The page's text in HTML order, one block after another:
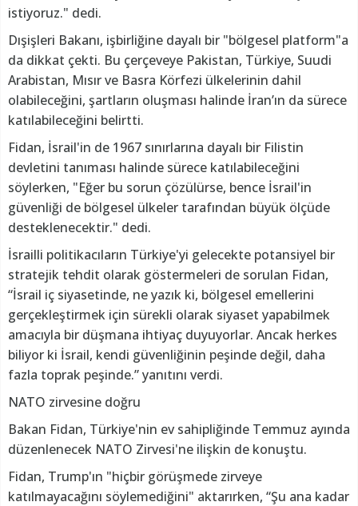
istiyoruz." dedi.
Dışişleri Bakanı, işbirliğine dayalı bir "bölgesel platform"a
da dikkat çekti. Bu çerçeveye Pakistan, Türkiye, Suudi
Arabistan, Mısır ve Basra Körfezi ülkelerinin dahil
olabileceğini, şartların oluşması halinde İran’ın da sürece
katılabileceğini belirtti.
Fidan, İsrail'in de 1967 sınırlarına dayalı bir Filistin
devletini tanıması halinde sürece katılabileceğini
söylerken, "Eğer bu sorun çözülürse, bence İsrail'in
güvenliği de bölgesel ülkeler tarafından büyük ölçüde
desteklenecektir." dedi.
İsrailli politikacıların Türkiye'yi gelecekte potansiyel bir
stratejik tehdit olarak göstermeleri de sorulan Fidan,
“İsrail iç siyasetinde, ne yazık ki, bölgesel emellerini
gerçekleştirmek için sürekli olarak siyaset yapabilmek
amacıyla bir düşmana ihtiyaç duyuyorlar. Ancak herkes
biliyor ki İsrail, kendi güvenliğinin peşinde değil, daha
fazla toprak peşinde.” yanıtını verdi.
NATO zirvesine doğru
Bakan Fidan, Türkiye'nin ev sahipliğinde Temmuz ayında
düzenlenecek NATO Zirvesi'ne ilişkin de konuştu.
Fidan, Trump'ın "hiçbir görüşmede zirveye
katılmayacağını söylemediğini" aktarırken, “Şu ana kadar